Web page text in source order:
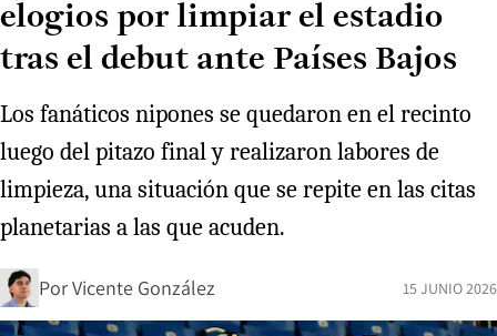
elogios por limpiar el estadio
tras el debut ante Países Bajos
Los fanáticos nipones se quedaron en el recinto
luego del pitazo final y realizaron labores de
limpieza, una situación que se repite en las citas
planetarias a las que acuden.
PorVicente González 15 JUNIO 2026